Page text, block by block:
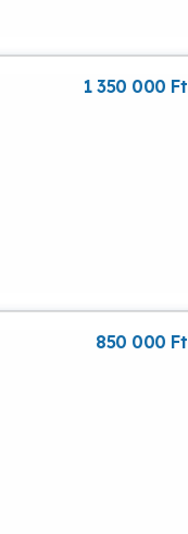
1 350 000 Ft
850 000 Ft